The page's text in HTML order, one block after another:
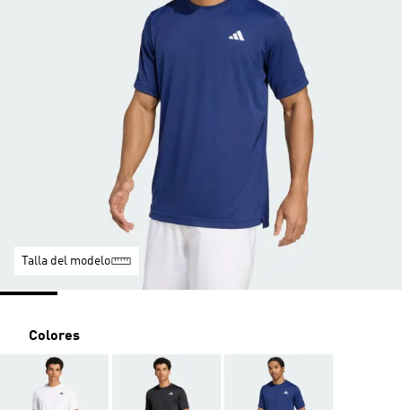
Talla del modelo
Colores